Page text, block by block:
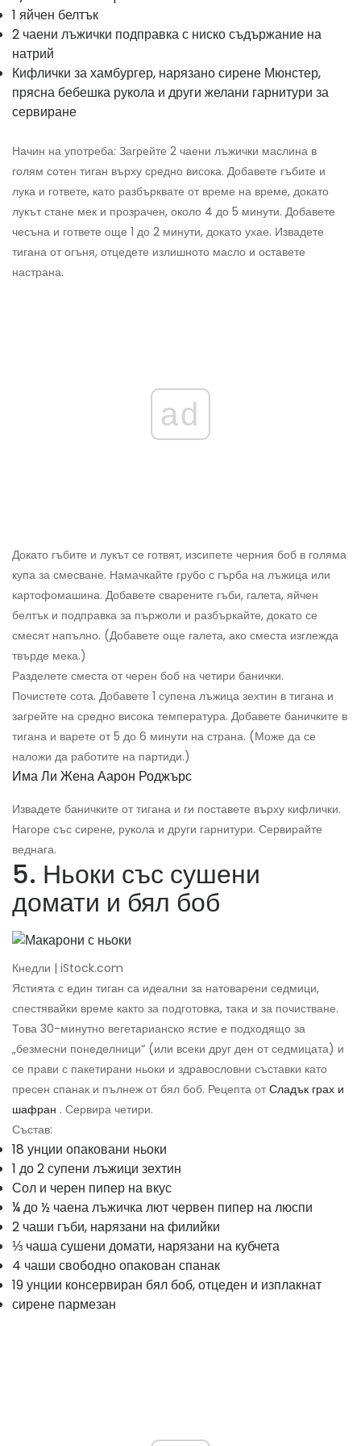
1 яйчен белтък
2 чаени лъжички подправка с ниско съдържание на
натрий
Кифлички за хамбургер, нарязано сирене Мюнстер,
прясна бебешка рукола и други желани гарнитури за
сервиране
Начин на употреба: Загрейте 2 чаени лъжички маслина в
голям сотен тиган върху средно висока. Добавете гъбите и
лука и гответе, като разбърквате от време на време, докато
лукът стане мек и прозрачен, около 4 до 5 минути. Добавете
чесъна и гответе още 1 до 2 минути, докато ухае. Извадете
тигана от огъня, отцедете излишното масло и оставете
настрана.
ad
Докато гъбите и лукът се готвят, изсипете черния боб в голяма
купа за смесване. Намачкайте грубо с гърба на лъжица или
картофомашина. Добавете сварените гъби, галета, яйчен
белтък и подправка за пържоли и разбъркайте, докато се
смесят напълно. (Добавете още галета, ако сместа изглежда
твърде мека.)
Разделете сместа от черен боб на четири банички.
Почистете сота. Добавете 1 супена лъжица зехтин в тигана и
загрейте на средно висока температура. Добавете баничките в
тигана и варете от 5 до 6 минути на страна. (Може да се
наложи да работите на партиди.)
Има Ли Жена Аарон Роджърс
Извадете баничките от тигана и ги поставете върху кифлички.
Нагоре със сирене, рукола и други гарнитури. Сервирайте
веднага.
5. Ньоки със сушени
домати и бял боб
Кнедли | iStock.com
Ястията с един тиган са идеални за натоварени седмици,
спестявайки време както за подготовка, така и за почистване.
Това 30-минутно вегетарианско ястие е подходящо за
„безмесни понеделници“ (или всеки друг ден от седмицата) и
се прави с пакетирани ньоки и здравословни съставки като
пресен спанак и пълнеж от бял боб. Рецепта отСладък грах и
шафран . Сервира четири.
Състав:
18 унции опаковани ньоки
1 до 2 супени лъжици зехтин
Сол и черен пипер на вкус
¼ до ½ чаена лъжичка лют червен пипер на люспи
2 чаши гъби, нарязани на филийки
⅓ чаша сушени домати, нарязани на кубчета
4 чаши свободно опакован спанак
19 унции консервиран бял боб, отцеден и изплакнат
сирене пармезан